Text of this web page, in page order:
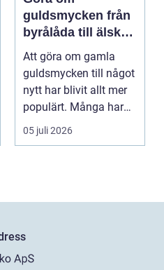
guldsmycken från
byrålåda till älskad
favorit
Att göra om gamla
guldsmycken till något
nytt har blivit allt mer
populärt. Många har
ärvda ringar, ...
05 juli 2026